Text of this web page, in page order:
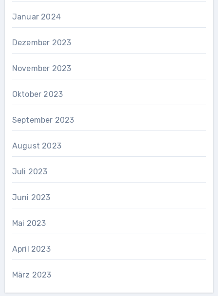
Januar 2024
Dezember 2023
November 2023
Oktober 2023
September 2023
August 2023
Juli 2023
Juni 2023
Mai 2023
April 2023
März 2023